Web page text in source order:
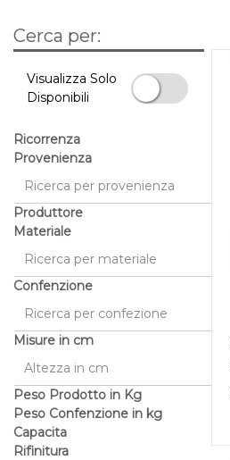
Cerca per:
Visualizza Solo
Disponibili
Ricorrenza
Provenienza
Produttore
Materiale
Confenzione
Misure in cm
Peso Prodotto in Kg
Peso Confenzione in kg
Capacita
Rifinitura